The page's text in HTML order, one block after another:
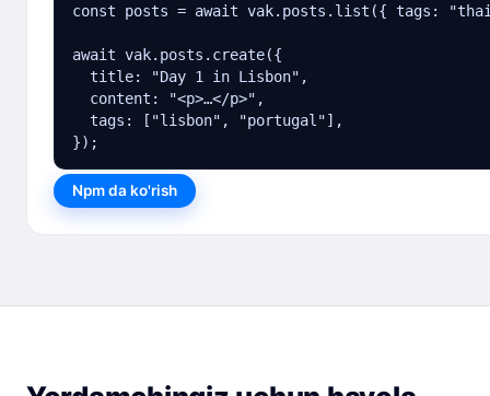
const posts = await vak.posts.list({ tags:
await vak.posts.create({
  title: "Day 1 in Lisbon",
  content: "<p>…</p>",
  tags: ["lisbon", "portugal"],
});
Npm da ko'rish